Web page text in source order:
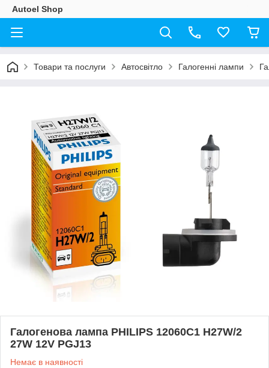
Autoel Shop
Товари та послуги Автосвітло Галогенні лампи
Галогенова лампа PHILIPS 12060C1 H27W/2
27W 12V PGJ13
Немає в наявності